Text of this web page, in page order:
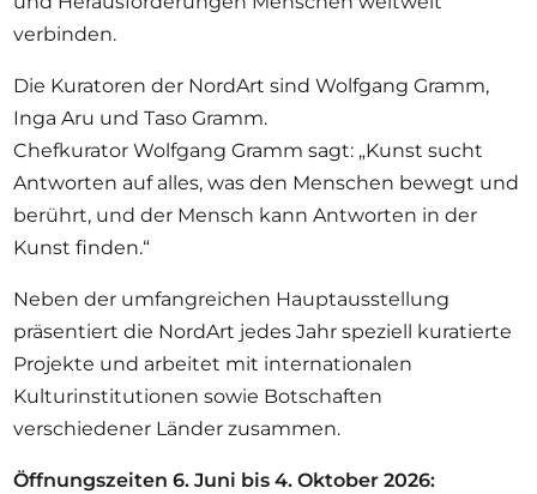
verbinden.
Die Kuratoren der NordArt sind Wolfgang Gramm,
Inga Aru und Taso Gramm.
Chefkurator Wolfgang Gramm sagt: „Kunst sucht
Antworten auf alles, was den Menschen bewegt und
berührt, und der Mensch kann Antworten in der
Kunst finden.“
Neben der umfangreichen Hauptausstellung
präsentiert die NordArt jedes Jahr speziell kuratierte
Projekte und arbeitet mit internationalen
Kulturinstitutionen sowie Botschaften
verschiedener Länder zusammen.
Öffnungszeiten 6. Juni bis 4. Oktober 2026: